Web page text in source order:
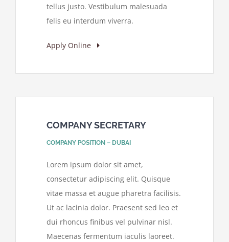
tellus justo. Vestibulum malesuada
felis eu interdum viverra.
Apply Online
COMPANY SECRETARY
COMPANY POSITION – DUBAI
Lorem ipsum dolor sit amet,
consectetur adipiscing elit. Quisque
vitae massa et augue pharetra facilisis.
Ut ac lacinia dolor. Praesent sed leo et
dui rhoncus finibus vel pulvinar nisl.
Maecenas fermentum iaculis laoreet.